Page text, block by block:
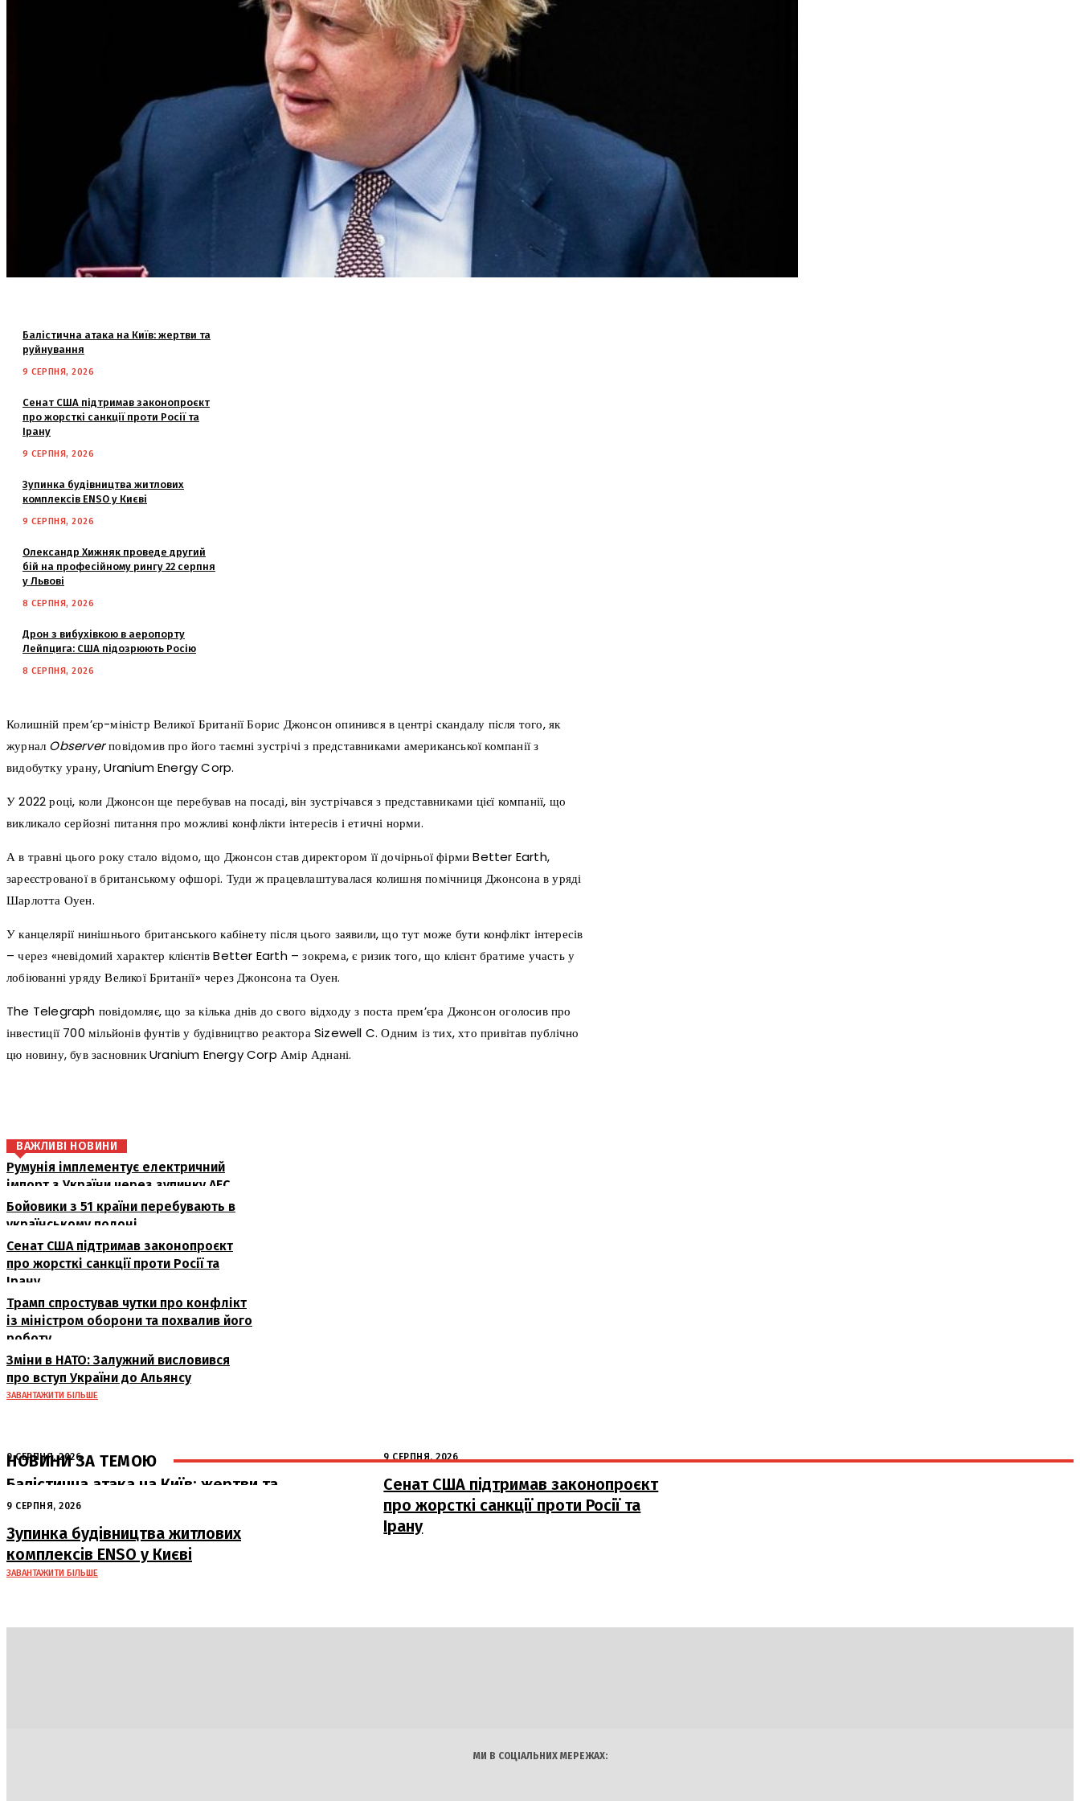
Балістична атака на Київ: жертви та
руйнування
9 СЕРПНЯ, 2026
Сенат США підтримав законопроєкт
про жорсткі санкції проти Росії та
Ірану
9 СЕРПНЯ, 2026
Зупинка будівництва житлових
комплексів ENSO у Києві
9 СЕРПНЯ, 2026
Олександр Хижняк проведе другий
бій на професійному рингу 22 серпня
у Львові
8 СЕРПНЯ, 2026
Дрон з вибухівкою в аеропорту
Лейпцига: США підозрюють Росію
8 СЕРПНЯ, 2026
Колишній прем’єр-міністр Великої Британії Борис Джонсон опинився в центрі скандалу після того, як
журнал Observerповідомив про його таємні зустрічі з представниками американської компанії з
видобутку урану, Uranium Energy Corp.
У 2022 році, коли Джонсон ще перебував на посаді, він зустрічався з представниками цієї компанії, що
викликало серйозні питання про можливі конфлікти інтересів і етичні норми.
А в травні цього року стало відомо, що Джонсон став директором її дочірньої фірми Better Earth,
зареєстрованої в британському офшорі. Туди ж працевлаштувалася колишня помічниця Джонсона в уряді
Шарлотта Оуен.
У канцелярії нинішнього британського кабінету після цього заявили, що тут може бути конфлікт інтересів
– через «невідомий характер клієнтів Better Earth – зокрема, є ризик того, що клієнт братиме участь у
лобіюванні уряду Великої Британії» через Джонсона та Оуен.
The Telegraph повідомляє, що за кілька днів до свого відходу з поста прем’єра Джонсон оголосив про
інвестиції 700 мільйонів фунтів у будівництво реактора Sizewell C. Одним із тих, хто привітав публічно
цю новину, був засновник Uranium Energy Corp Амір Аднані.
ВАЖЛИВІ НОВИНИ
Румунія імплементує електричний
імпорт з України через зупинку АЕС
Бойовики з 51 країни перебувають в
українському полоні
Сенат США підтримав законопроєкт
про жорсткі санкції проти Росії та
Ірану
Трамп спростував чутки про конфлікт
із міністром оборони та похвалив його
роботу
Зміни в НАТО: Залужний висловився
про вступ України до Альянсу
ЗАВАНТАЖИТИ БІЛЬШЕ
НОВИНИ ЗА ТЕМОЮ
9 СЕРПНЯ, 2026
Балістична атака на Київ: жертви та
руйнування
9 СЕРПНЯ, 2026
Сенат США підтримав законопроєкт
про жорсткі санкції проти Росії та
Ірану
9 СЕРПНЯ, 2026
Зупинка будівництва житлових
комплексів ENSO у Києві
ЗАВАНТАЖИТИ БІЛЬШЕ
МИ В СОЦІАЛЬНИХ МЕРЕЖАХ: